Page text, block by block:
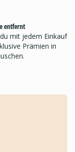
entfernt
mit jedem Einkauf
Prämien in